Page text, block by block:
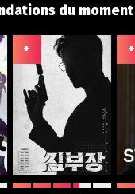
du moment
+ +